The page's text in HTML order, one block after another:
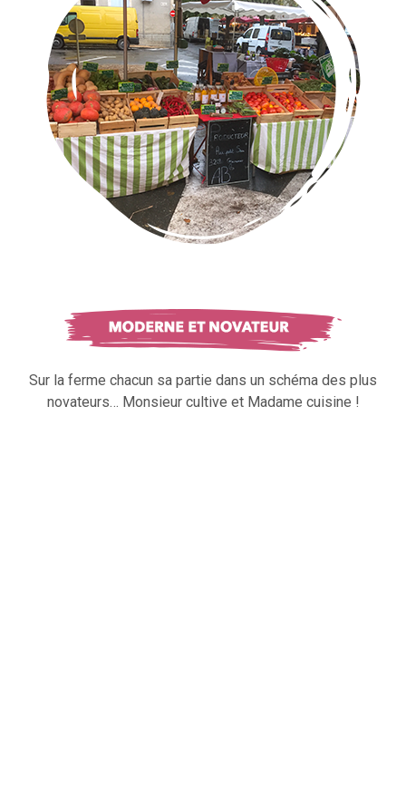
Sur la ferme chacun sa partie dans un schéma des plus
novateurs… Monsieur cultive et Madame cuisine !